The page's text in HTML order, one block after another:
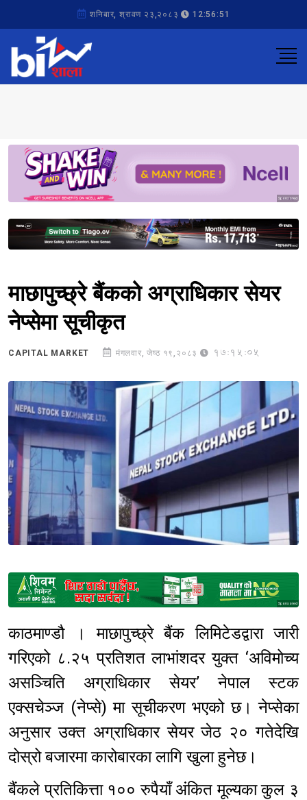
शनिबार, श्रावण २३,२०८३ 12:56:51
Sponsored
Sponsored
माछापुच्छ्रे बैंकको अग्राधिकार सेयर
नेप्सेमा सूचीकृत
CAPITAL MARKET मंगलवार, जेष्ठ १९,२०८३ 17:15:05
Sponsored
काठमाण्डौ । माछापुच्छ्रे बैंक लिमिटेडद्वारा जारी
गरिएको ८.२५ प्रतिशत लाभांशदर युक्त ‘अविमोच्य
असञ्चिति अग्राधिकार सेयर’ नेपाल स्टक
एक्सचेञ्ज (नेप्से) मा सूचीकरण भएको छ। नेप्सेका
अनुसार उक्त अग्राधिकार सेयर जेठ २० गतेदेखि
दोस्रो बजारमा कारोबारका लागि खुला हुनेछ।
बैंकले प्रतिकित्ता १०० रुपैयाँ अंकित मूल्यका कुल ३